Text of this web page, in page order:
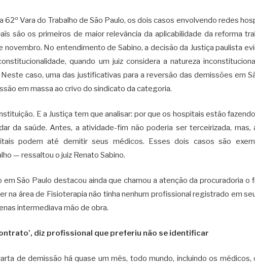
62º Vara do Trabalho de São Paulo, os dois casos envolvendo redes
são os primeiros de maior relevância da aplicabilidade da reforma
novembro. No entendimento de Sabino, a decisão da Justiça paulista
quando um juiz considera a natureza
caso, uma das justificativas para a reversão das demissões em
em massa ao crivo do sindicato da categoria.
E a Justiça tem que analisar: por que os hospitais estão
da saúde. Antes, a atividade-fim não poderia ser terceirizada, mas,
podem até demitir seus médicos. Esses dois casos são
— ressaltou o juiz Renato Sabino.
São Paulo destacou ainda que chamou a atenção da procuradoria o
na área de Fisioterapia não tinha nenhum profissional registrado em
intermediava mão de obra.
diz profissional que preferiu não se identificar
de demissão há quase um mês, todo mundo, incluindo os médicos,